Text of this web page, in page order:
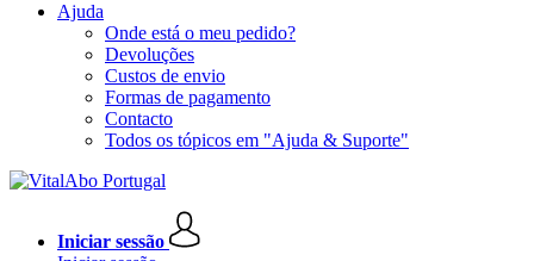
Ajuda
Onde está o meu pedido?
Devoluções
Custos de envio
Formas de pagamento
Contacto
Todos os tópicos em "Ajuda & Suporte"
Iniciar sessão